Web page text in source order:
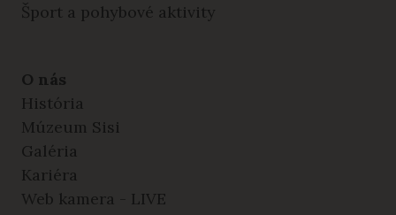
Šport a pohybové aktivity
O nás
História
Múzeum Sisi
Galéria
Kariéra
Web kamera - LIVE